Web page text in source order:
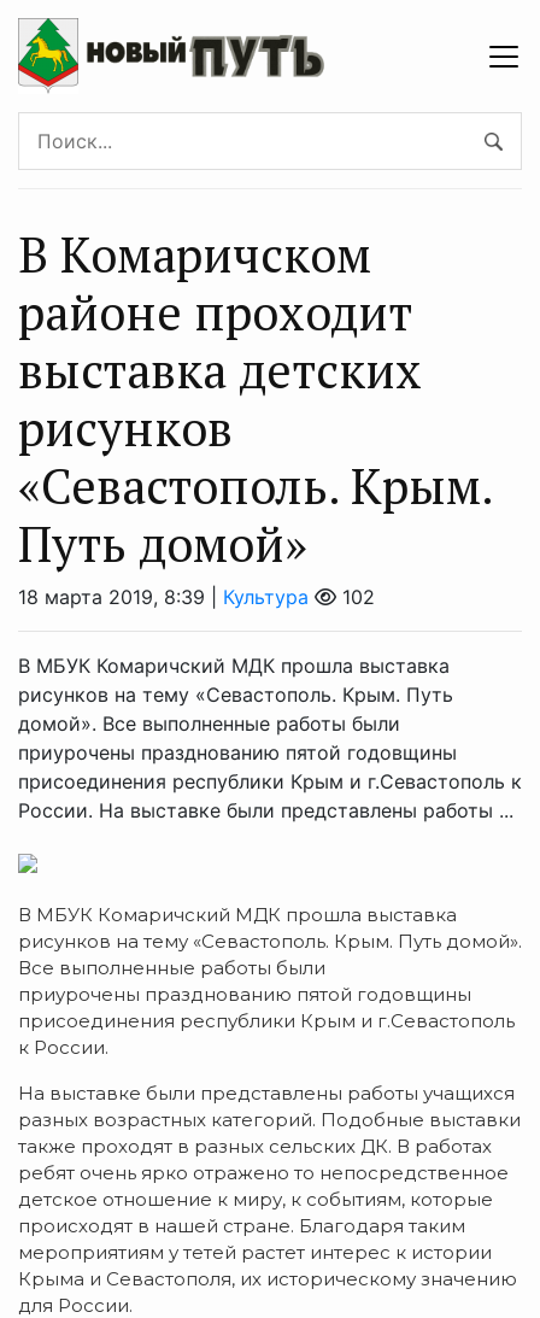
В Комаричском
районе проходит
выставка детских
рисунков
«Севастополь. Крым.
Путь домой»
18 марта 2019, 8:39 | Культура 102
В МБУК Комаричский МДК прошла выставка
рисунков на тему «Севастополь. Крым. Путь
домой». Все выполненные работы были
приурочены празднованию пятой годовщины
присоединения республики Крым и г.Севастополь к
России. На выставке были представлены работы ...
В МБУК Комаричский МДК прошла выставка
рисунков на тему «Севастополь. Крым. Путь домой».
Все выполненные работы были
приурочены празднованию пятой годовщины
присоединения республики Крым и г.Севастополь
к России.
На выставке были представлены работы учащихся
разных возрастных категорий. Подобные выставки
также проходят в разных сельских ДК. В работах
ребят очень ярко отражено то непосредственное
детское отношение к миру, к событиям, которые
происходят в нашей стране. Благодаря таким
мероприятиям у тетей растет интерес к истории
Крыма и Севастополя, их историческому значению
для России.